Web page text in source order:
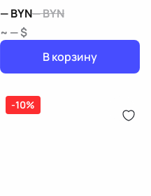
—BYN—BYN
~ — $
В корзину
-10%